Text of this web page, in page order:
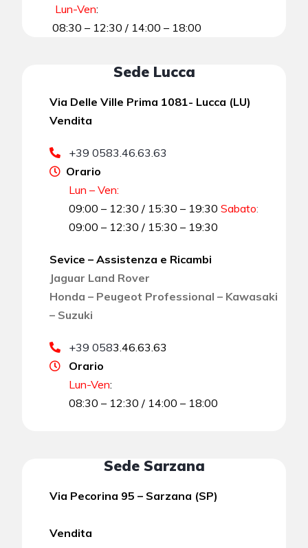
Lun-Ven:
08:30 – 12:30 / 14:00 – 18:00
Sede Lucca
Via Delle Ville Prima 1081- Lucca (LU)
Vendita
+39 0583.46.63.63
Orario
Lun – Ven:
09:00 – 12:30 / 15:30 – 19:30 Sabato:
09:00 – 12:30 / 15:30 – 19:30
Sevice – Assistenza e Ricambi
Jaguar Land Rover
Honda – Peugeot Professional – Kawasaki
– Suzuki
+39 0583.46.63.63
Orario
Lun-Ven:
08:30 – 12:30 / 14:00 – 18:00
Sede Sarzana
Via Pecorina 95 – Sarzana (SP)
Vendita